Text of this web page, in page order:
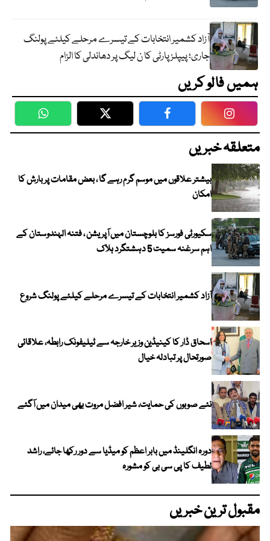
آزاد کشمیر انتخابات کے تیسرے مرحلے کیلئے پولنگ
جاری؛ پیپلز پارٹی کا ن لیگ پر دھاندلی کا الزام
ہمیں فالو کریں
WhatsApp Twitter Facebook
متعلقہ خبریں
بیشتر علاقوں میں موسم گرم رہے گا ، بعض مقامات پر بارش کا
امکان
سکیورٹی فورسز کا بلوچستان میں آپریشن ، فتنہ الہندوستان کے
اہم سرغنہ سمیت 5 دہشتگرد ہلاک
آزاد کشمیر انتخابات کے تیسرے مرحلے کیلئے پولنگ شروع
اسحاق ڈار کا کینیڈین وزیر خارجہ سے ٹیلیفونک رابطہ، علاقائی
صورتحال پر تبادلہ خیال
نئے صوبوں کی حمایت، شیر افضل مروت بھی میدان میں آگئے
دورہ انگلینڈ میں بابر اعظم کو میڈیا سے دور رکھا جائے، راشد
لطیف کا پی سی بی کو مشورہ
مقبول ترین خبریں